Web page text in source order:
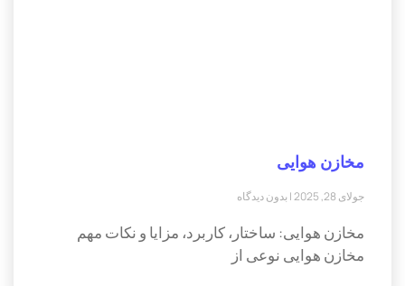
مخازن هوایی
جولای 28, 2025 بدون دیدگاه
مخازن هوایی: ساختار، کاربرد، مزایا و نکات مهم
مخازن هوایی نوعی از